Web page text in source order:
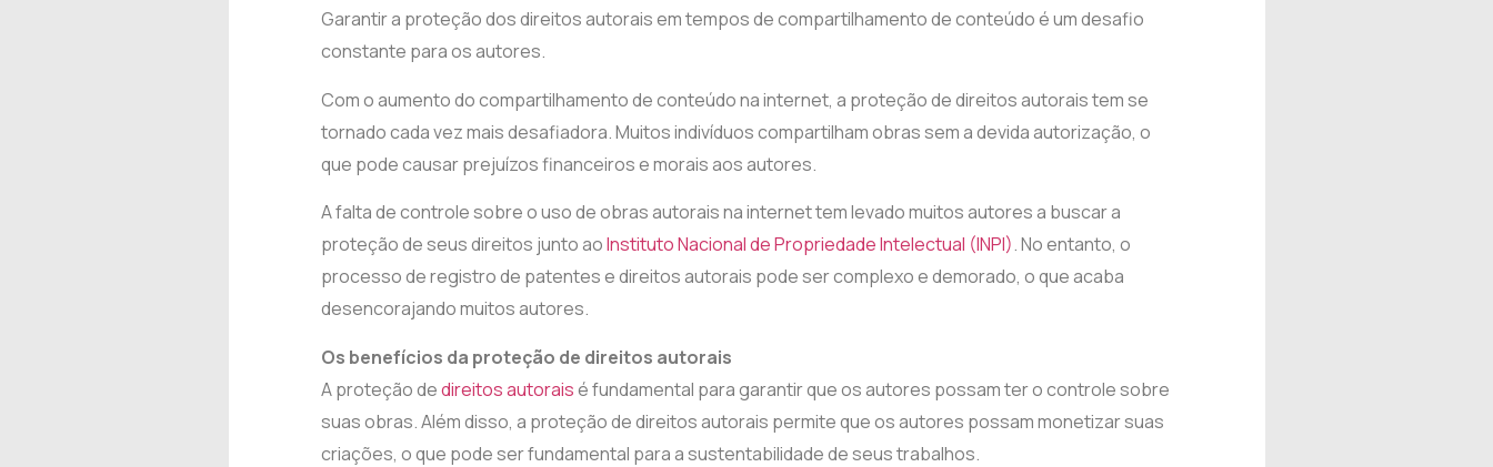
Garantir a proteção dos direitos autorais em tempos de compartilhamento de conteúdo é um desafio
constante para os autores.
Com o aumento do compartilhamento de conteúdo na internet, a proteção de direitos autorais tem se
tornado cada vez mais desafiadora. Muitos indivíduos compartilham obras sem a devida autorização, o
que pode causar prejuízos financeiros e morais aos autores.
A falta de controle sobre o uso de obras autorais na internet tem levado muitos autores a buscar a
proteção de seus direitos junto aoInstituto Nacional de Propriedade Intelectual (INPI). No entanto, o
processo de registro de patentes e direitos autorais pode ser complexo e demorado, o que acaba
desencorajando muitos autores.
Os benefícios da proteção de direitos autorais
A proteção dedireitos autoraisé fundamental para garantir que os autores possam ter o controle sobre
suas obras. Além disso, a proteção de direitos autorais permite que os autores possam monetizar suas
criações, o que pode ser fundamental para a sustentabilidade de seus trabalhos.